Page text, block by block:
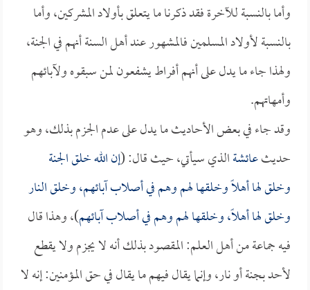
وأما بالنسبة للآخرة فقد ذكرنا ما يتعلق بأولاد المشركين، وأما
بالنسبة لأولاد المسلمين فالمشهور عند أهل السنة أنهم في الجنة،
ولهذا جاء ما يدل على أنهم أفراط يشفعون لمن سبقوه ولآبائهم
وأمهاتهم.
وقد جاء في بعض الأحاديث ما يدل على عدم الجزم بذلك، وهو
حديثعائشةالذي سيأتي، حيث قال: (إن الله خلق الجنة
وخلق لها أهلاً وخلقها لهم وهم في أصلاب آبائهم، وخلق النار
وخلق لها أهلاً، وخلقها لهم وهم في أصلاب آبائهم)، وهذا قال
فيه جماعة من أهل العلم: المقصود بذلك أنه لا يجزم ولا يقطع
لأحد بجنة أو نار، وإنما يقال فيهم ما يقال في حق المؤمنين: إنه لا